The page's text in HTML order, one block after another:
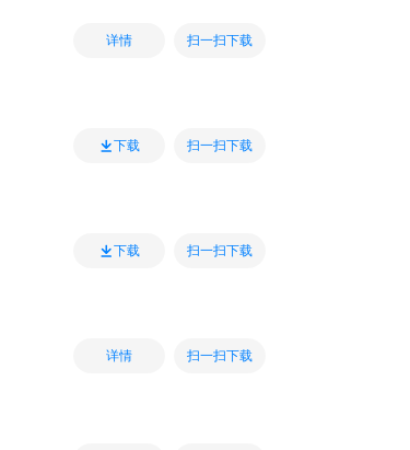
详情 扫一扫下载
下载 扫一扫下载
下载 扫一扫下载
详情 扫一扫下载